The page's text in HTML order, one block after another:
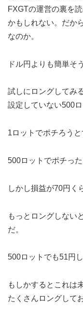
FXGTの運営の裏を
かもしれない。だか
なのか。
ドル円よりも簡単そう
試しにロングしてみ
設定していない500
1ロットでポチろうと
500ロットでポチった
しかし損益が70円く
もっとロングしない
だ。
500ロットでも51円
もしかするとこれは
たくさんロングして